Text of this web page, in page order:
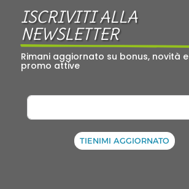
ISCRIVITI ALLA
NEWSLETTER
Rimani aggiornato su bonus, novità e
promo attive
TIENIMI AGGIORNATO